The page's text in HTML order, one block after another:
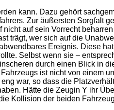
kann. Dazu gehört
Zur äußersten Sorgfalt
auf sein Vorrecht
trägt, wer sich auf die
Ereignis. Diese
Selbst wenn sie –
durch einen Blick in
ist nicht von einem
war, so dass die
Hätte die Zeugin Y ihr
Kollision der beiden